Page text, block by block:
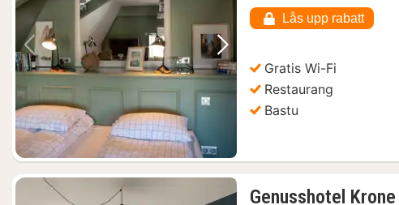
Föregående bild Nästa bild
Lås upp rabatt
Gratis Wi-Fi
Restaurang
Bastu
Genusshotel